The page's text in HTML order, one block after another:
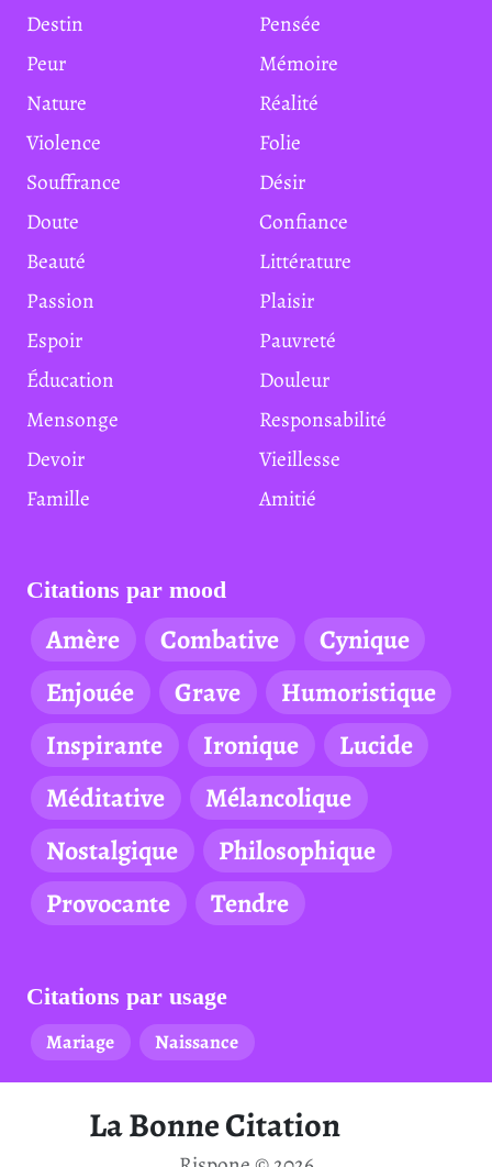
Destin
Pensée
Peur
Mémoire
Nature
Réalité
Violence
Folie
Souffrance
Désir
Doute
Confiance
Beauté
Littérature
Passion
Plaisir
Espoir
Pauvreté
Éducation
Douleur
Mensonge
Responsabilité
Devoir
Vieillesse
Famille
Amitié
Citations par mood
Amère Combative
Cynique
Enjouée
Grave
Humoristique
Inspirante
Ironique
Lucide
Méditative
Mélancolique
Nostalgique
Philosophique
Provocante
Tendre
Citations par usage
Mariage
Naissance
La Bonne Citation